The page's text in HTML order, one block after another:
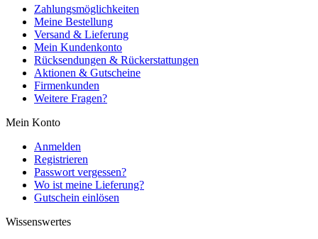
Zahlungsmöglichkeiten
Meine Bestellung
Versand & Lieferung
Mein Kundenkonto
Rücksendungen & Rückerstattungen
Aktionen & Gutscheine
Firmenkunden
Weitere Fragen?
Mein Konto
Anmelden
Registrieren
Passwort vergessen?
Wo ist meine Lieferung?
Gutschein einlösen
Wissenswertes